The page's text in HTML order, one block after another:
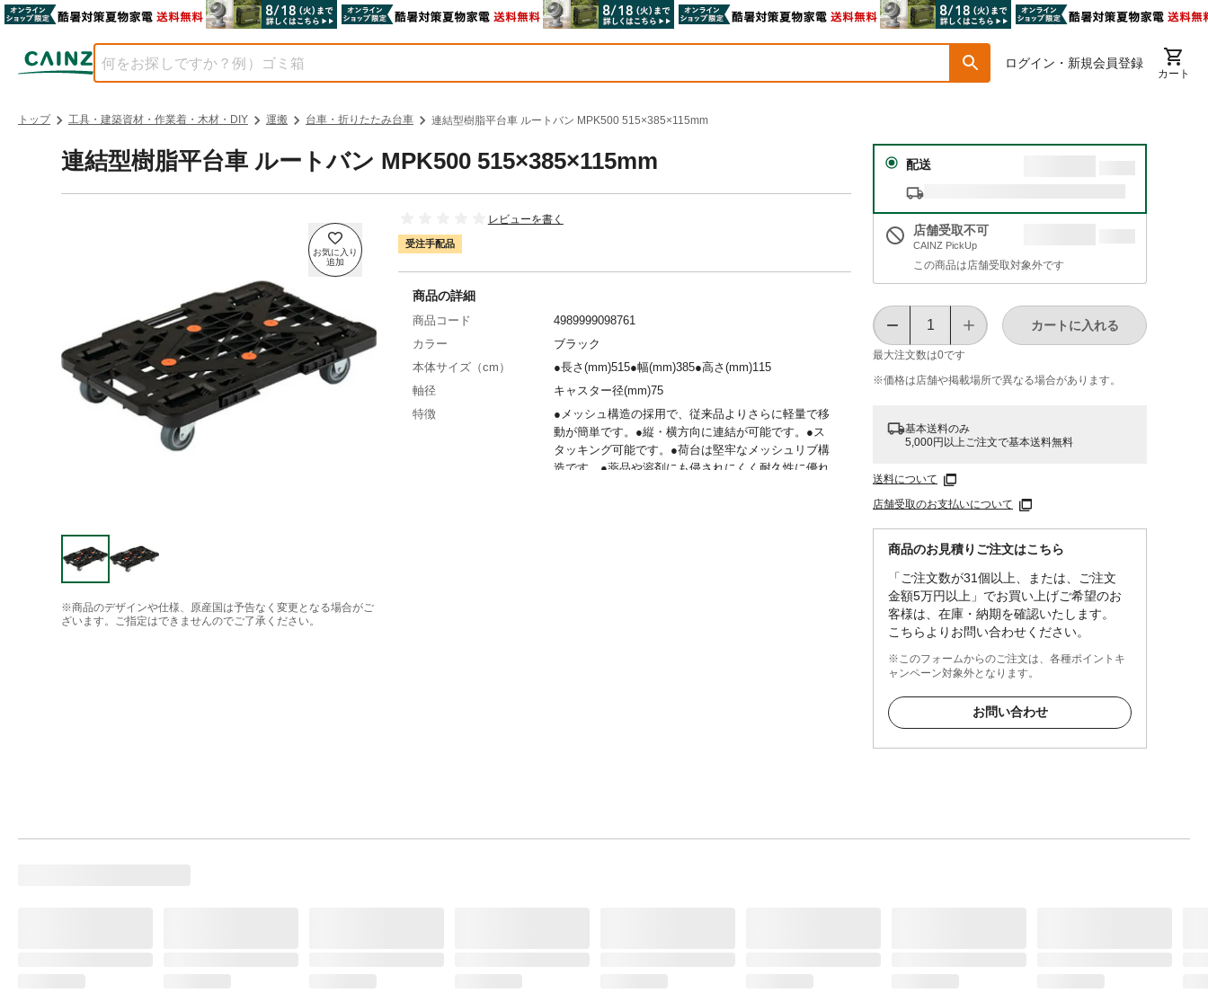
ログイン・新規会員登録
カート
トップ 工具・建築資材・作業着・木材・DIY 運搬 台車・折りたたみ台車 連結型樹脂平台車 ルートバン MPK500 515×385×115mm
連結型樹脂平台車 ルートバン MPK500 515×385×115mm
※商品のデザインや仕様、原産国は予告なく変更となる場合がご
ざいます。ご指定はできませんのでご了承ください。
レビューを書く
受注手配品
配送
店舗受取不可
CAINZ PickUp
この商品は店舗受取対象外です
最大注文数は0です
カートに入れる
※価格は​店舗や​掲載場所で​異なる​場合が​あります。
基本送料のみ
5,000円以上ご注文で基本送料無料
送料について
店舗受取のお支払いについて
商品のお見積りご注文はこちら
「ご注文数が31個以上、または、ご注文
金額5万円以上」でお買い上げご希望のお
客様は、在庫・納期を確認いたします。
こちらよりお問い合わせください。
※このフォームからのご注文は、各種ポイントキ
ャンペーン対象外となります。
お問い合わせ
商品の詳細
商品コード
4989999098761
カラー
ブラック
本体サイズ（cm）
●長さ(mm)515●幅(mm)385●高さ(mm)115
軸径
キャスター径(mm)75
特徴
●メッシュ構造の採用で、従来品よりさらに軽量で移
動が簡単です。●縦・横方向に連結が可能です。●ス
タッキング可能です。●荷台は堅牢なメッシュリブ構
造です。●薬品や溶剤にも侵されにくく耐久性に優れ